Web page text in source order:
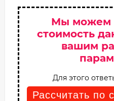
Мы можем
стоимость
вашим
Для этого
Рассчитать по